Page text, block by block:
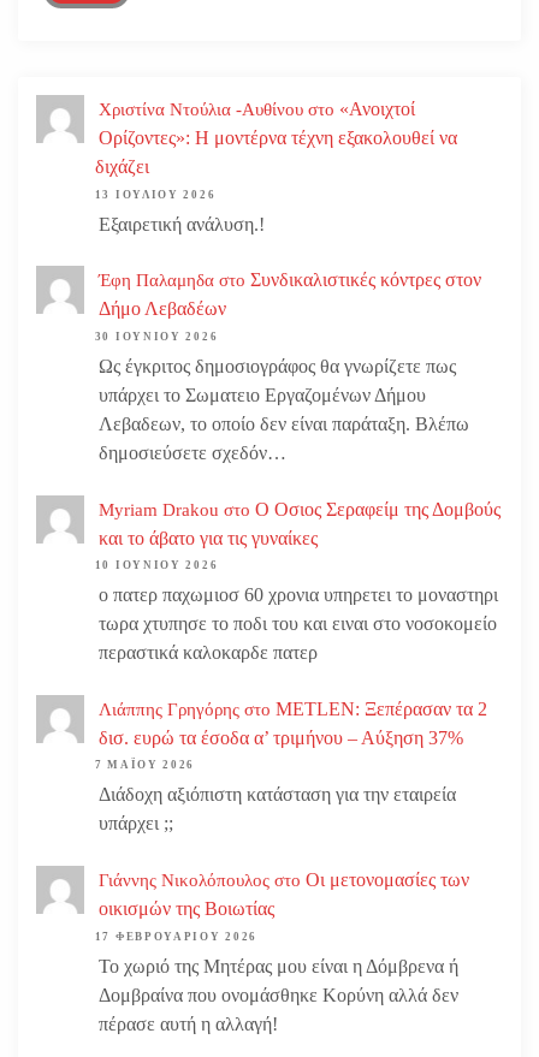
Χριστίνα Ντούλια -Αυθίνου στο «Ανοιχτοί
Ορίζοντες»: Η μοντέρνα τέχνη εξακολουθεί να
διχάζει
13 ΙΟΥΛΊΟΥ 2026
Εξαιρετική ανάλυση.!
Έφη Παλαμηδα στο Συνδικαλιστικές κόντρες στον
Δήμο Λεβαδέων
30 ΙΟΥΝΊΟΥ 2026
Ως έγκριτος δημοσιογράφος θα γνωρίζετε πως
υπάρχει το Σωματειο Εργαζομένων Δήμου
Λεβαδεων, το οποίο δεν είναι παράταξη. Βλέπω
δημοσιεύσετε σχεδόν…
Myriam Drakou στο Ο Οσιος Σεραφείμ της Δομβούς
και το άβατο για τις γυναίκες
10 ΙΟΥΝΊΟΥ 2026
ο πατερ παχωμιοσ 60 χρονια υπηρετει το μοναστηρι
τωρα χτυπησε το ποδι του και ειναι στο νοσοκομείο
περαστικά καλοκαρδε πατερ
Λιάππης Γρηγόρης στο METLEN: Ξεπέρασαν τα 2
δισ. ευρώ τα έσοδα α’ τριμήνου – Αύξηση 37%
7 ΜΑΪ́ΟΥ 2026
Διάδοχη αξιόπιστη κατάσταση για την εταιρεία
υπάρχει ;;
Γιάννης Νικολόπουλος στο Οι μετονομασίες των
οικισμών της Βοιωτίας
17 ΦΕΒΡΟΥΑΡΊΟΥ 2026
Το χωριό της Μητέρας μου είναι η Δόμβρενα ή
Δομβραίνα που ονομάσθηκε Κορύνη αλλά δεν
πέρασε αυτή η αλλαγή!